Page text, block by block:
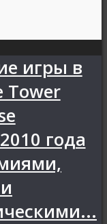
игры в
Tower
года